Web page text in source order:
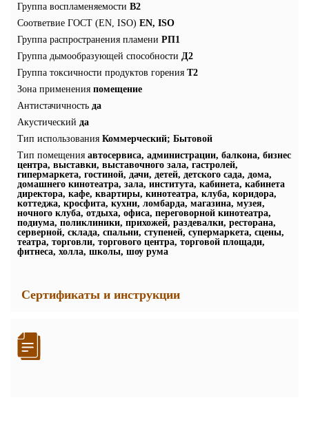
Группа воспламеняемости В2
Соответвие ГОСТ (EN, ISO) EN, ISO
Группа распространения пламени РП1
Группа дымообразующей способности Д2
Группа токсичности продуктов горения Т2
Зона применения помещение
Антистачичность да
Акустический да
Тип использования Коммерческий; Бытовой
Тип помещения автосервиса, администрации, балкона, бизнес
центра, выставки, выставочного зала, гастролей,
гипермаркета, гостиной, дачи, детей, детского сада, дома,
домашнего кинотеатра, зала, института, кабинета, кабинета
директора, кафе, квартиры, кинотеатра, клуба, коридора,
коттеджа, кросфита, кухни, ломбарда, магазина, музея,
ночного клуба, отдыха, офиса, переговорной кинотеатра,
подиума, поликлиники, прихожей, раздевалки, ресторана,
серверной, склада, спальни, ступеней, супермаркета, сцены,
театра, торговли, торгового центра, торговой площади,
фитнеса, холла, школы, шоу рума
Сертификаты и инструкции